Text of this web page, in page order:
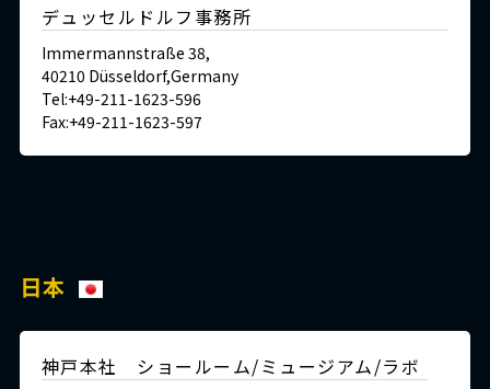
デュッセルドルフ事務所
Immermannstraße 38,
40210 Düsseldorf,Germany
Tel:+49-211-1623-596
Fax:+49-211-1623-597
日本
神戸本社 ショールーム/ミュージアム/ラボ